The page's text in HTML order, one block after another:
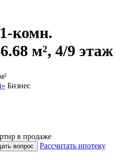
комн.
м², 4/9 этаж
Бизнес
в продаже
вопрос Рассчитать ипотеку